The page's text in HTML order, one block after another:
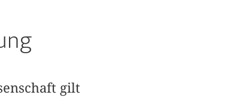
gilt